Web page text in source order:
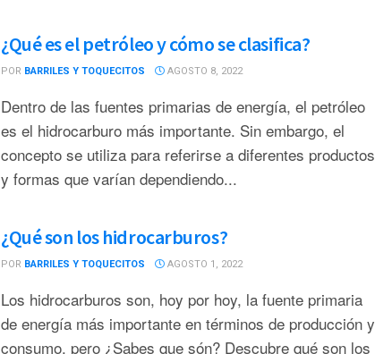
¿Qué es el petróleo y cómo se clasifica?
POR BARRILES Y TOQUECITOS AGOSTO 8, 2022
Dentro de las fuentes primarias de energía, el petróleo
es el hidrocarburo más importante. Sin embargo, el
concepto se utiliza para referirse a diferentes productos
y formas que varían dependiendo...
¿Qué son los hidrocarburos?
POR BARRILES Y TOQUECITOS AGOSTO 1, 2022
Los hidrocarburos son, hoy por hoy, la fuente primaria
de energía más importante en términos de producción y
consumo, pero ¿Sabes que són? Descubre qué son los